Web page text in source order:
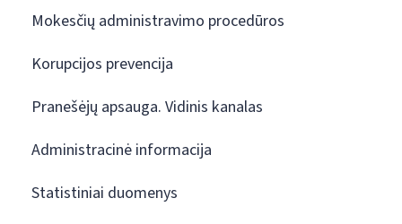
Mokesčių administravimo procedūros
Korupcijos prevencija
Pranešėjų apsauga. Vidinis kanalas
Administracinė informacija
Statistiniai duomenys